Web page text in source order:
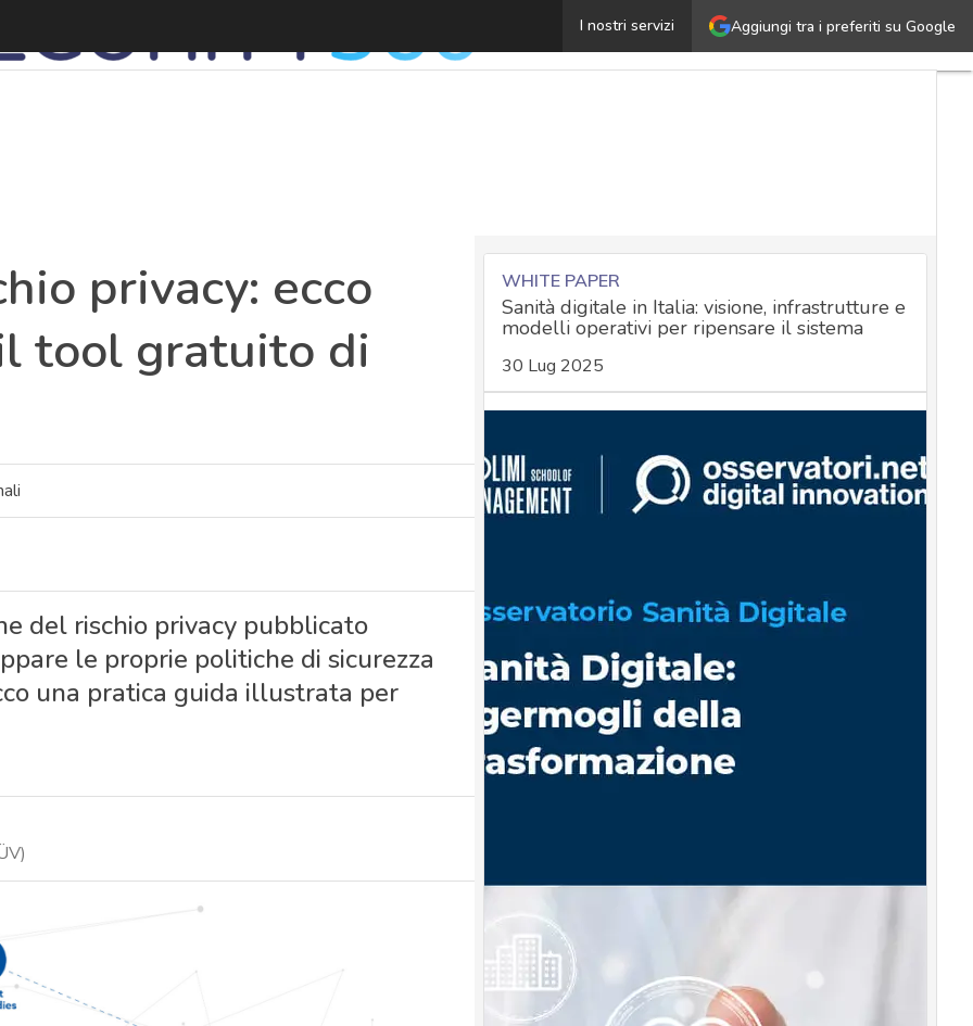
Aggiungi tra i preferiti su Google
I nostri servizi
Valutazione del rischio privacy: ecco come farla
privacy: ecco
tool gratuito di
del rischio privacy pubblicato
le proprie politiche di sicurezza
una pratica guida illustrata per
WHITE PAPER
Sanità digitale in Italia: visione, infrastrutture e
modelli operativi per ripensare il sistema
30 Lug 2025